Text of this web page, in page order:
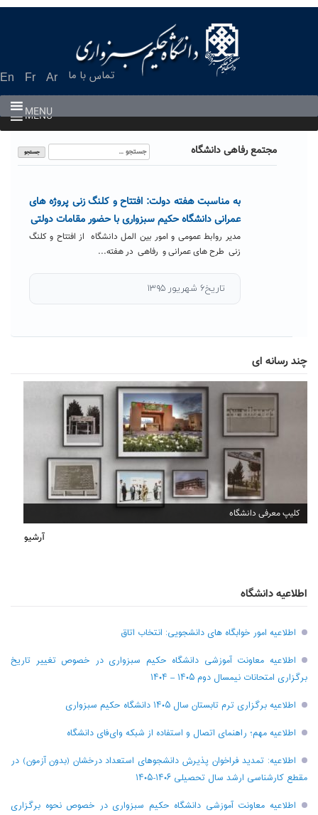
En Fr Ar تماس با ما
MENU
MENU
مجتمع رفاهی دانشگاه
جستجو
برای:
به مناسبت هفته دولت: افتتاح و کلنگ زنی پروژه های
عمرانی دانشگاه حکیم سبزواری با حضور مقامات دولتی
مدیر روابط عمومی و امور بین المل دانشگاه از افتتاح و کلنگ
زنی طرح های عمرانی و رفاهی در هفته...
تاریخ۶ شهریور ۱۳۹۵
چند رسانه ای
افتتاح دفتر انجمن آثار و مفاخر سبزوار
آرشیو
اطلاعیه دانشگاه
اطلاعیه امور خوابگاه های دانشجویی: انتخاب اتاق
اطلاعیه معاونت آموزشی دانشگاه حکیم سبزواری در خصوص تغییر تاریخ
برگزاری امتحانات نیمسال دوم ۱۴۰۵ – ۱۴۰۴
اطلاعیه برگزاری ترم تابستان سال ۱۴۰۵ دانشگاه حکیم سبزواری
اطلاعیه مهم؛ راهنمای اتصال و استفاده از شبکه وای‌فای دانشگاه
اطلاعیه: تمدید فراخوان پذیرش دانشجو‌های استعداد درخشان (بدون آزمون) در
مقطع کارشناسی ارشد سال تحصیلی ۱۴۰۶-۱۴۰۵
اطلاعیه معاونت آموزشی دانشگاه حکیم سبزواری در خصوص نحوه برگزاری